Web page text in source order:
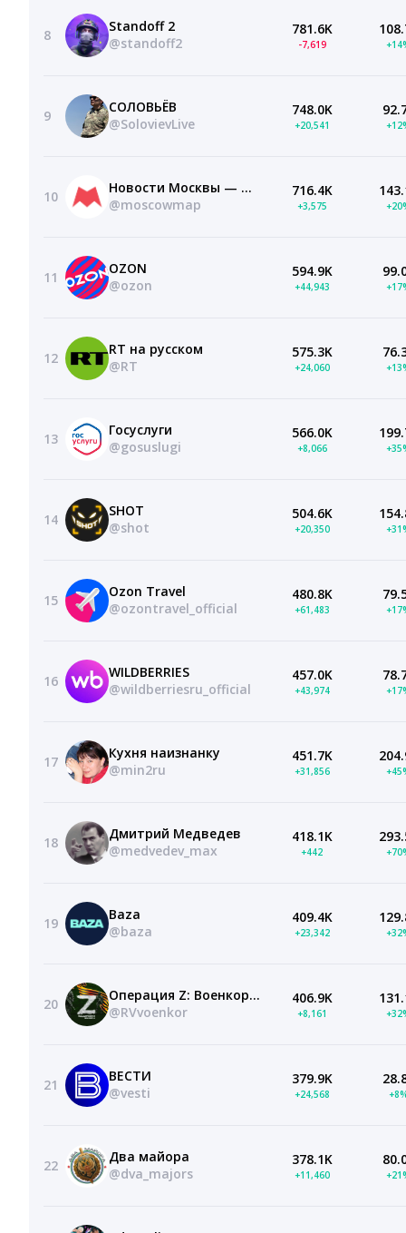
8
Standoff 2
@standoff2
781.6K
-7,619
9
СОЛОВЬЁВ
@SolovievLive
748.0K
+20,541
10
Новости Москвы — Москваер
@moscowmap
716.4K
+3,575
11
OZON
@ozon
594.9K
+44,943
12
RT на русском
@RT
575.3K
+24,060
13
Госуслуги
@gosuslugi
566.0K
+8,066
14
SHOT
@shot
504.6K
+20,350
15
Ozon Travel
@ozontravel_official
480.8K
+61,483
16
WILDBERRIES
@wildberriesru_official
457.0K
+43,974
17
Кухня наизнанку
@min2ru
451.7K
+31,856
18
Дмитрий Медведев
@medvedev_max
418.1K
+442
19
Baza
@baza
409.4K
+23,342
20
Операция Z: Военкоры Русской Весны
@RVvoenkor
406.9K
+8,161
21
ВЕСТИ
@vesti
379.9K
+24,568
22
Два майора
@dva_majors
378.1K
+11,460